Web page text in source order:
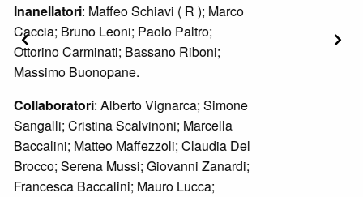
PrecedenteInanellatori: Maffeo Schiavi (R); Marco
Caccia; Bruno Leoni; Danila Mastronardi.
Collaboratori
Leandro Buongiovanni; Claudia Del
Brocco; Andrea Ferrari; Matteo Maffezzoli;
Simone Sangalli; Alberto Vignarca;
Giovanni Zanardi; Marcella Baccalini; Elio
Esse; Serena Mussi; Cristina Scalvinoni.